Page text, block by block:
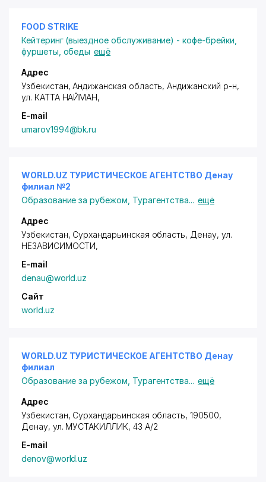
FOOD STRIKE
Кейтеринг (выездное обслуживание) - кофе-брейки,
фуршеты, обеды ещё
Адрес
Узбекистан, Андижанская область, Андижанский р-н,
ул. КАТТА НАЙМАН,
E-mail
umarov1994@bk.ru
WORLD.UZ ТУРИСТИЧЕСКОЕ АГЕНТСТВО Денау
филиал №2
Образование за рубежом Турагентства... ещё
Адрес
Узбекистан, Сурхандарьинская область, Денау, ул.
НЕЗАВИСИМОСТИ,
E-mail
denau@world.uz
Сайт
world.uz
WORLD.UZ ТУРИСТИЧЕСКОЕ АГЕНТСТВО Денау
филиал
Образование за рубежом Турагентства... ещё
Адрес
Узбекистан, Сурхандарьинская область, 190500,
Денау, ул. МУСТАКИЛЛИК, 43 A/2
E-mail
denov@world.uz